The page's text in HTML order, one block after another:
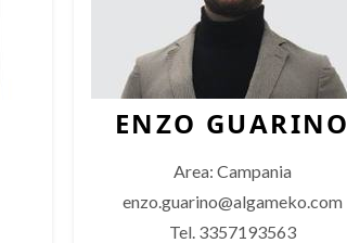
ENZO GUARINO
Area: Campania
enzo.guarino@algameko.com
Tel. 3357193563